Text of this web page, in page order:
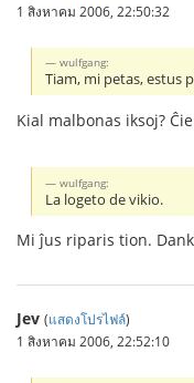
1 สิงหาคม 2006, 22:50:32
wulfgang:
Tiam, mi petas, estus
Kial malbonas iksoj?
wulfgang:
La logeto de vikio.
Mi ĵus riparis tion.
Jev (แสดงโปรไฟล์)
1 สิงหาคม 2006, 22:52:10